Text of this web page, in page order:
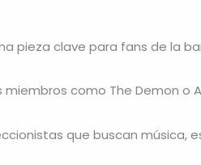
pieza clave para fans de
como The Demon o
que buscan música,